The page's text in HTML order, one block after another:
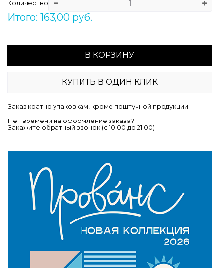
Количество
Итого: 163,00 руб.
В КОРЗИНУ
КУПИТЬ В ОДИН КЛИК
Заказ кратно упаковкам, кроме поштучной продукции.
Нет времени на оформление заказа?
Закажите обратный звонок (c 10:00 до 21:00)